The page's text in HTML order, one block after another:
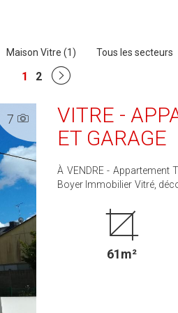
Maison Vitre (1) Tous les secteurs
1 2
7
VITRE -
ET GARAGE
À VENDRE - Appartement
Boyer Immobilier Vitré,
équipée (plaque de
d'eau (douche) et un WC
exposée Sud-Ouest et
d'une place de parking privative. Disponible immédiatement à la vente. Prix
soit 185 000 € net vendeur
61m²